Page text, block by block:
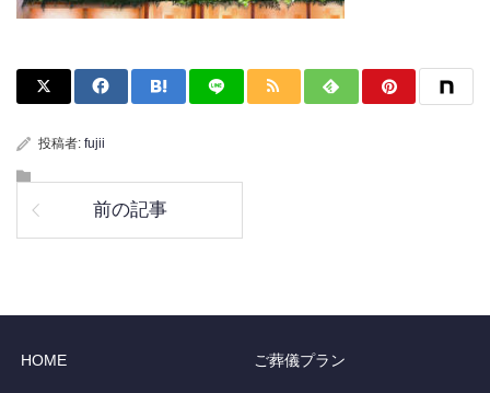
投稿者: fujii
前の記事
HOME ご葬儀プラン